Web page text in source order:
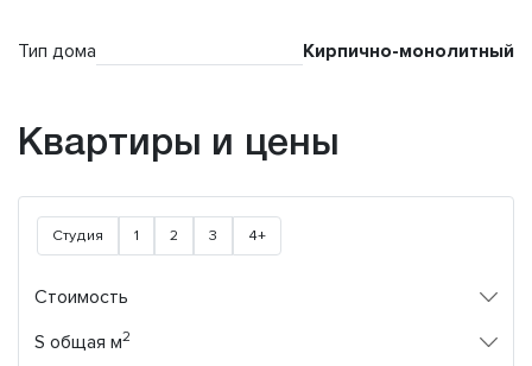
Тип дома Кирпично-монолитный
Квартиры и цены
Студия 1 2 3 4+
Стоимость
S общая м2